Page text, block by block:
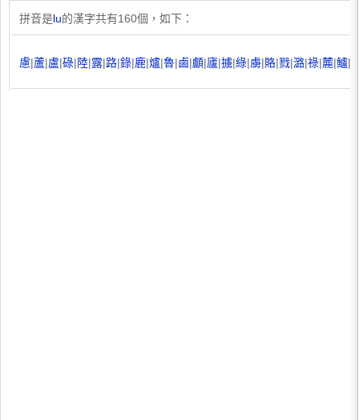
拼音是lu的漢字共有160個，如下：
慮|蘆|盧|碌|陸|露|路|錄|鹿|爐|魯|鹵|顱|廬|擄|綠|虜|賂|戮|潞|祿|麓|鱸|